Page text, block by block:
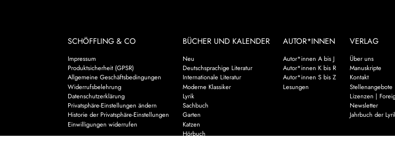
SCHÖFFLING & CO
Impressum
Produktsicherheit (GPSR)
Allgemeine Geschäftsbedingungen
Widerrufsbelehrung
Datenschutzerklärung
Privatsphäre-Einstellungen ändern
Historie der Privatsphäre-Einstellungen
Einwilligungen widerrufen
BÜCHER UND KALENDER
Neu
Deutschsprachige Literatur
Internationale Literatur
Moderne Klassiker
Lyrik
Sachbuch
Garten
Katzen
Hörbuch
AUTOR*INNEN
Autor*innen A bis J
Autor*innen K bis R
Autor*innen S bis Z
Lesungen
VERLAG
Über uns
Manuskripte
Kontakt
Stellenangebote
Lizenzen |
Newsletter
Jahrbuch der